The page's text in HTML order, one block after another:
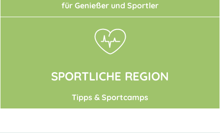
für Genießer und Sportler
SPORTLICHE REGION
Tipps & Sportcamps